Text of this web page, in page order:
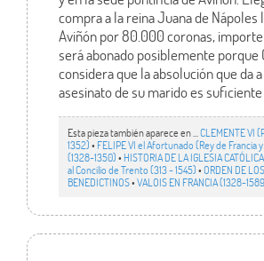
compra a la reina Juana de Nápoles
Aviñón por 80.000 coronas,
será abonado posiblemente porque
considera que la absolución que da
asesinato de su marido es suficiente
Esta pieza también aparece en ... CLEMENTE VI
1352)• FELIPE VI el Afortunado (Rey de Francia
(1328-1350)• HISTORIA DE LA IGLESIA
al Concilio de Trento (313 - 1545)•ORDEN DE LOS
BENEDICTINOS•VALOIS EN FRANCIA (1328-